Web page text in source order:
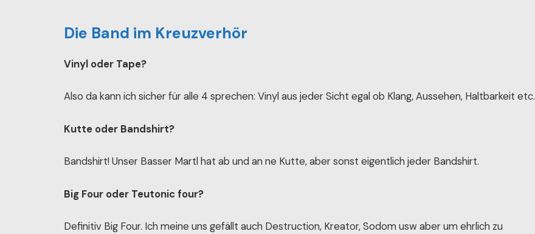
Die Band im Kreuzverhör
Vinyl oder Tape?
Also da kann ich sicher für alle 4 sprechen: Vinyl aus jeder Sicht egal ob Klang, Aussehen, Haltbarkeit etc.
Kutte oder Bandshirt?
Bandshirt! Unser Basser Martl hat ab und an ne Kutte, aber sonst eigentlich jeder Bandshirt.
Big Four oder Teutonic four?​
Definitiv Big Four. Ich meine uns gefällt auch Destruction, Kreator, Sodom usw aber um ehrlich zu